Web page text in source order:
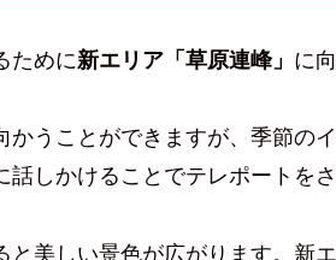
ために新エリア「草原連峰」 に
かうことができますが、季節の
話しかけることでテレポートをさ
と美しい景色が広がります。新